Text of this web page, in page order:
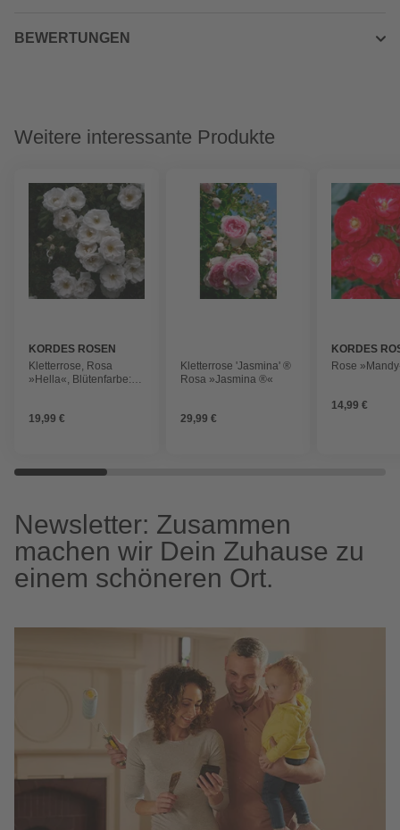
BEWERTUNGEN
Weitere interessante Produkte
KORDES ROSEN
Kletterrose, Rosa
»Hella«, Blütenfarbe:
19,99 €
Kletterrose 'Jasmina' ®
Rosa »Jasmina ®«
29,99 €
KORDES
Rose
14,99 €
Newsletter: Zusammen
machen wir Dein Zuhause zu
einem schöneren Ort.